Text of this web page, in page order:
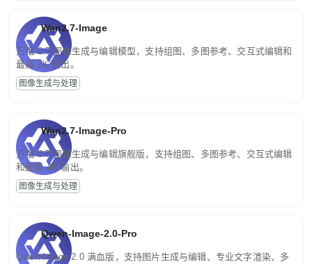
Wan2.7-Image
万相 2.7 图像生成与编辑模型，支持组图、多图参考、交互式编辑和
最高 2K 输出。
图像生成与处理
Wan2.7-Image-Pro
万相 2.7 图像生成与编辑旗舰版，支持组图、多图参考、交互式编辑
和最高 4K 输出。
图像生成与处理
Qwen-Image-2.0-Pro
Qwen-Image-2.0 满血版，支持图片生成与编辑、专业文字渲染、多